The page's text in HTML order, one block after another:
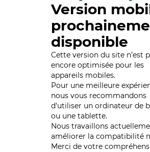
Version
disponible
Cette version du site n’est
encore optimisée pour les
appareils mobiles.
Pour une meilleure
nous vous recommandons
d'utiliser un ordinateur de
ou une tablette.
Nous travaillons
améliorer la compatibilité
Merci de votre